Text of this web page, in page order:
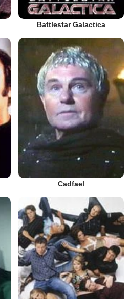
Battlestar Galactica
Cadfael